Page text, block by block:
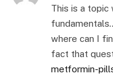
This is a topic
where can I
fact that
metformin-